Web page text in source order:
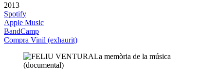
2013
Spotify
Apple Music
BandCamp
Compra Vinil (exhaurit)